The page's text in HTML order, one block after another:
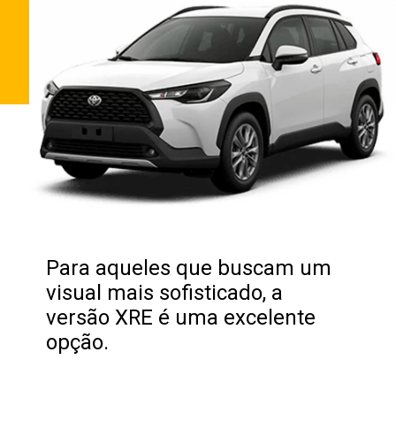
Para aqueles que buscam um
visual mais sofisticado, a
versão XRE é uma excelente
opção.